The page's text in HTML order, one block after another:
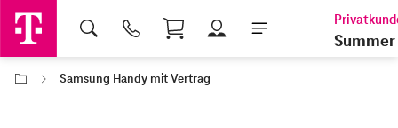
Shopping Cart
Summer
Samsung Handy mit Vertrag